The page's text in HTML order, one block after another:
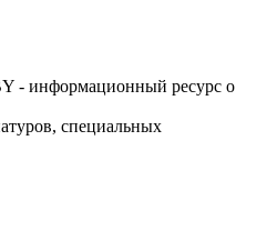
- информационный ресурс о
специальных